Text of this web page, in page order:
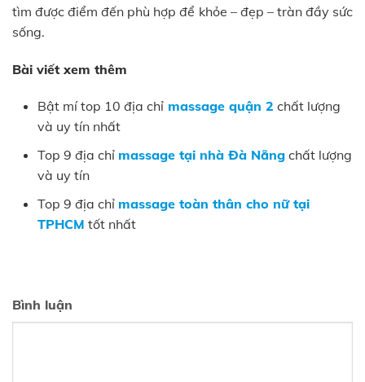
tìm được điểm đến phù hợp để khỏe – đẹp – tràn đầy sức
sống.
Bài viết xem thêm
Bật mí top 10 địa chỉmassage quận 2 chất lượng
và uy tín nhất
Top 9 địa chỉ massage tại nhà Đà Nẵngchất lượng
và uy tín
Top 9 địa chỉ massage toàn thân cho nữ tại
TPHCM tốt nhất
Bình luận